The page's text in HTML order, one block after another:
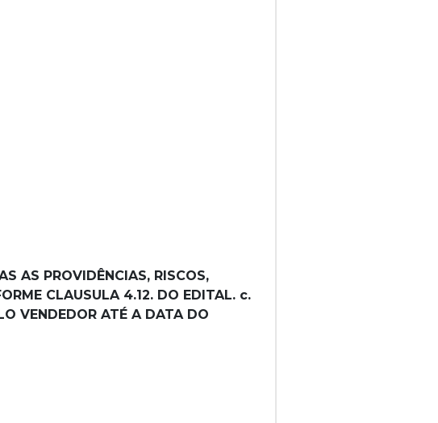
AS PROVIDÊNCIAS, RISCOS,
CLAUSULA 4.12. DO EDITAL. c.
VENDEDOR ATÉ A DATA DO